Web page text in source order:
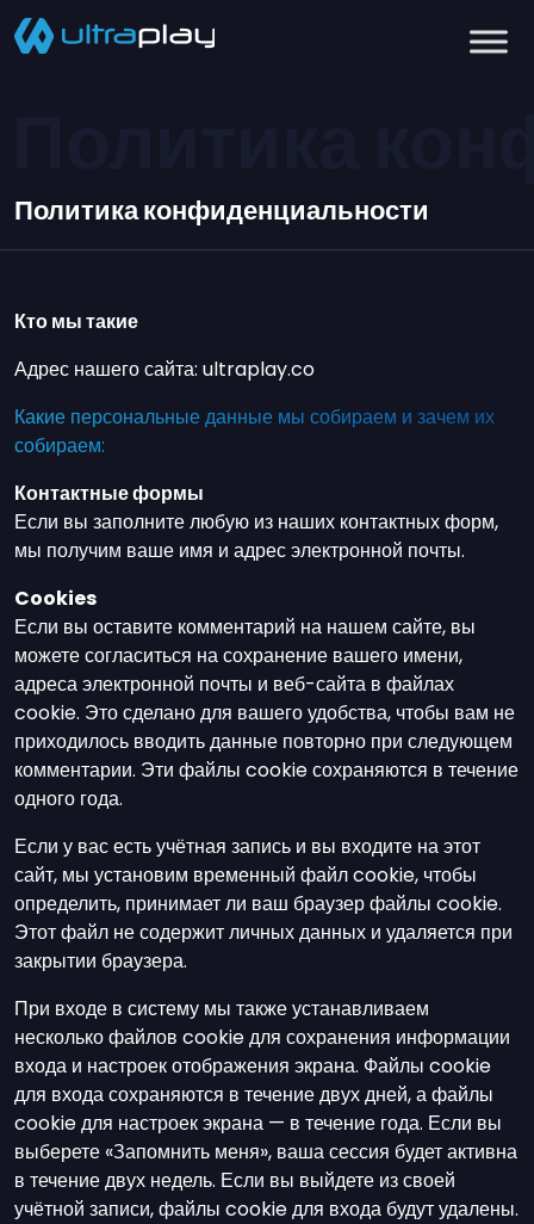
Политика конфиденциальности
Кто мы такие
Адрес нашего сайта: ultraplay.co
Какие персональные данные мы собираем и зачем их
собираем:
Контактные формы
Если вы заполните любую из наших контактных форм,
мы получим ваше имя и адрес электронной почты.
Cookies
Если вы оставите комментарий на нашем сайте, вы
можете согласиться на сохранение вашего имени,
адреса электронной почты и веб-сайта в файлах
cookie. Это сделано для вашего удобства, чтобы вам не
приходилось вводить данные повторно при следующем
комментарии. Эти файлы cookie сохраняются в течение
одного года.
Если у вас есть учётная запись и вы входите на этот
сайт, мы установим временный файл cookie, чтобы
определить, принимает ли ваш браузер файлы cookie.
Этот файл не содержит личных данных и удаляется при
закрытии браузера.
При входе в систему мы также устанавливаем
несколько файлов cookie для сохранения информации
входа и настроек отображения экрана. Файлы cookie
для входа сохраняются в течение двух дней, а файлы
cookie для настроек экрана — в течение года. Если вы
выберете «Запомнить меня», ваша сессия будет активна
в течение двух недель. Если вы выйдете из своей
учётной записи, файлы cookie для входа будут удалены.